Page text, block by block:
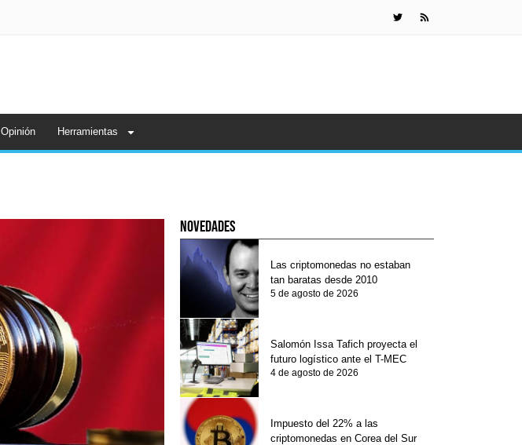
Opinión Herramientas
novedades
Las criptomonedas no estaban
tan baratas desde 2010
5 de agosto de 2026
Salomón Issa Tafich proyecta el
futuro logístico ante el T-MEC
4 de agosto de 2026
Impuesto del 22% a las
criptomonedas en Corea del Sur